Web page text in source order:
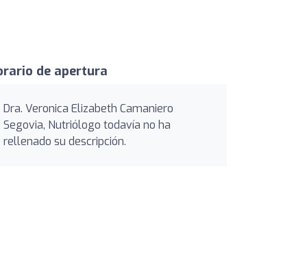
de apertura
Dra. Veronica Elizabeth Camaniero
Segovia, Nutriólogo todavía no ha
rellenado su descripción.